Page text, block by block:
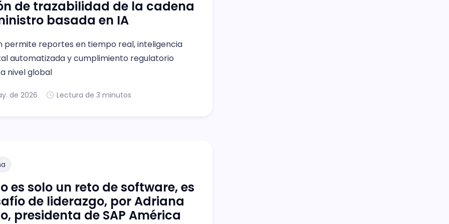
de trazabilidad de la cadena
basada en IA
permite reportes en tiempo real, inteligencia
automatizada y cumplimiento regulatorio
nivel global
de 2026 Lectura de 3 minutos
es solo un reto de software, es
de liderazgo, por Adriana
presidenta de SAP América